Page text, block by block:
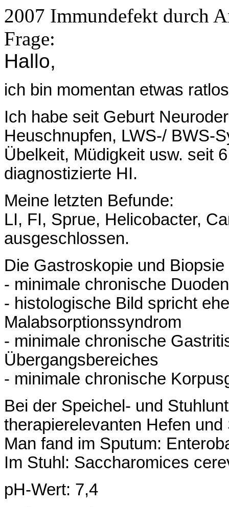
2007 Immundefekt durch
Frage:
Hallo,
ich bin momentan etwas
Ich habe seit Geburt
Heuschnupfen, LWS-/ BWS-
Übelkeit, Müdigkeit usw. seit
diagnostizierte HI.
Meine letzten Befunde:
LI, FI, Sprue, Helicobacter,
ausgeschlossen.
Die Gastroskopie und Biopsie
- minimale chronische
- histologische Bild spricht
Malabsorptionssyndrom
- minimale chronische
Übergangsbereiches
- minimale chronische
Bei der Speichel- und
therapierelevanten Hefen
Man fand im Sputum:
Im Stuhl: Saccharomices
pH-Wert: 7,4